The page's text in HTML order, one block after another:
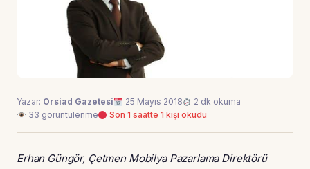
Yazar: Orsiad Gazetesi 25 Mayıs 2018
2 dk okuma
33 görüntülenme
Son 1 saatte 1 kişi okudu
Erhan Güngör, Çetmen Mobilya Pazarlama Direktörü